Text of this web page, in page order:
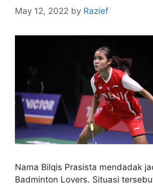
May 12, 2022 by Razief
Nama Bilqis Prasista mendadak
Badminton Lovers. Situasi